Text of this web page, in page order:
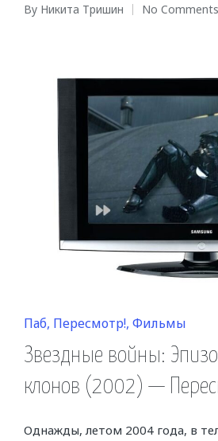
Posted
By Никита Тришин No Comments
Posted
in
Паб Пересмотр! Фильмы
Звездные войны:
клонов (2002) —
Однажды, летом 2004 года, в